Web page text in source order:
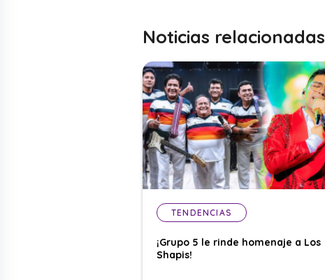
Noticias relacionadas
TENDENCIAS
¡Grupo 5 le rinde homenaje a Los
Shapis!